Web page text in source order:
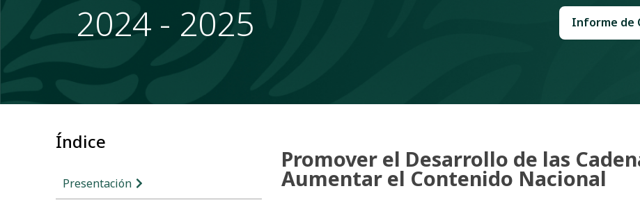
2024 - 2025 Informe de
Índice
Presentación
Promover el Desarrollo de las
Aumentar el Contenido Nacional